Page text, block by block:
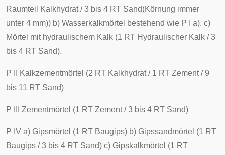
Raumteil Kalkhydrat / 3 bis 4 RT Sand(Körnung immer
unter 4 mm)) b) Wasserkalkmörtel bestehend wie P I a). c)
Mörtel mit hydraulischem Kalk (1 RT Hydraulischer Kalk / 3
bis 4 RT Sand).
P II Kalkzementmörtel (2 RT Kalkhydrat / 1 RT Zement / 9
bis 11 RT Sand)
P III Zementmörtel (1 RT Zement / 3 bis 4 RT Sand)
P IV a) Gipsmörtel (1 RT Baugips) b) Gipssandmörtel (1 RT
Baugips / 3 bis 4 RT Sand) c) Gipskalkmörtel (1 RT